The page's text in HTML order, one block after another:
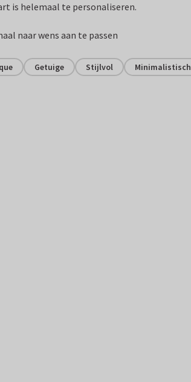
is helemaal te personaliseren.
naar wens aan te passen
Getuige Stijlvol Minimalistisch